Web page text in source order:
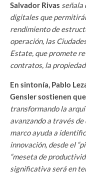
Salvador Rivas señala
digitales que
rendimiento de
operación, las
Estate, que promete
contratos, la
En sintonía, Pablo
Gensler sostienen
transformando la
avanzando a través
marco ayuda a
innovación, desde el
“meseta de
significativa será en